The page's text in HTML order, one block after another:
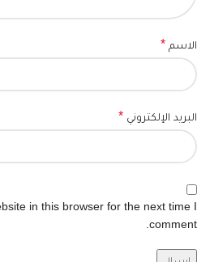
الاسم *
البريد الإلكتروني *
in this browser for the next time I
comment.